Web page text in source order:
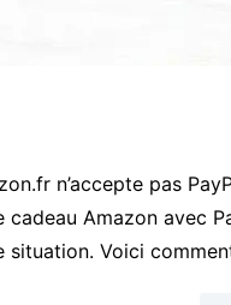
n’accepte pas
cadeau Amazon avec
situation. Voici